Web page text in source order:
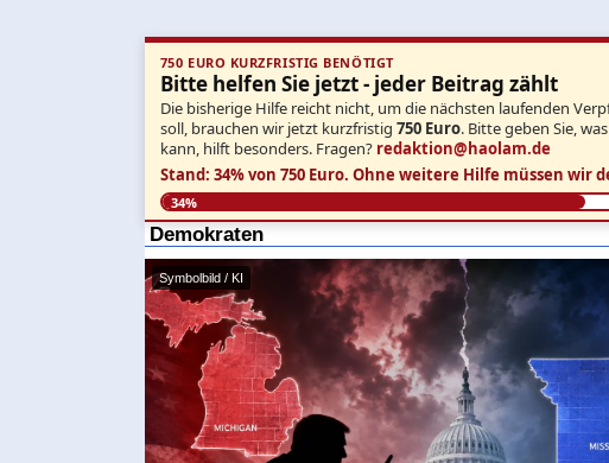
750 EURO KURZFRISTIG BENÖTIGT
Bitte helfen Sie jetzt - jeder Beitrag zählt
Die bisherige Hilfe reicht nicht, um die nächsten laufenden
soll, brauchen wir jetzt kurzfristig 750 Euro. Bitte geben Sie,
kann, hilft besonders. Fragen? redaktion@haolam.de
Stand: 34% von 750 Euro. Ohne weitere Hilfe müssen wir
34%
Demokraten
Symbolbild / KI